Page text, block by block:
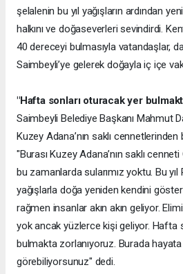
şelalenin bu yıl yağışların ardından
halkını ve doğaseverleri sevindirdi.
40 dereceyi bulmasıyla vatandaşlar,
Saimbeyli’ye gelerek doğayla iç içe
"Hafta sonları oturacak yer
Saimbeyli Belediye Başkanı Mahmut
Kuzey Adana’nın saklı
"Burası Kuzey Adana’nın saklı
bu zamanlarda sularımız yoktu. Bu
yağışlarla doğa yeniden kendini
rağmen insanlar akın akın geliyor.
yok ancak yüzlerce kişi geliyor. Hafta
bulmakta zorlanıyoruz. Burada
görebiliyorsunuz" dedi.